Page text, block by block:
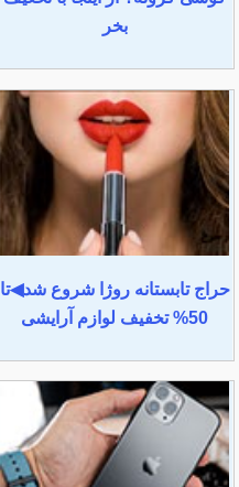
بخر
حراج تابستانه روژا شروع شد◀تا
50% تخفیف لوازم آرایشی